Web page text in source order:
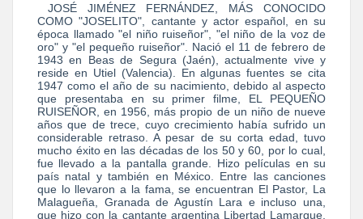
JOSÉ JIMÉNEZ FERNÁNDEZ, MÁS CONOCIDO
COMO "JOSELITO", cantante y actor español, en su
época llamado "el niño ruiseñor", "el niño de la voz de
oro" y "el pequeño ruiseñor". Nació el 11 de febrero de
1943 en Beas de Segura (Jaén), actualmente vive y
reside en Utiel (Valencia). En algunas fuentes se cita
1947 como el año de su nacimiento, debido al aspecto
que presentaba en su primer filme, EL PEQUEÑO
RUISEÑOR, en 1956, más propio de un niño de nueve
años que de trece, cuyo crecimiento había sufrido un
considerable retraso. A pesar de su corta edad, tuvo
mucho éxito en las décadas de los 50 y 60, por lo cual,
fue llevado a la pantalla grande. Hizo películas en su
país natal y también en México. Entre las canciones
que lo llevaron a la fama, se encuentran El Pastor, La
Malagueña, Granada de Agustín Lara e incluso una,
que hizo con la cantante argentina Libertad Lamarque.